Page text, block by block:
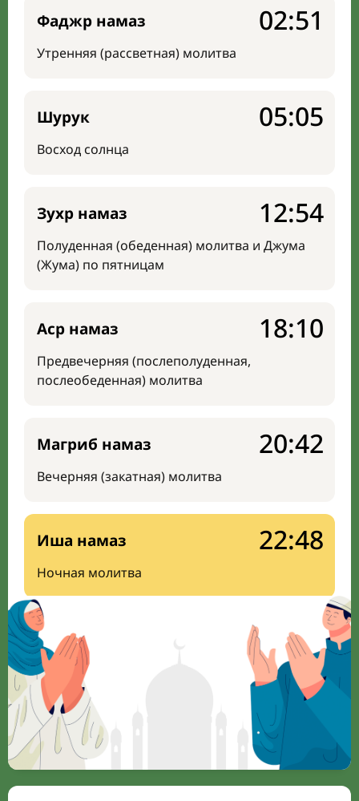
Фаджр намаз
Утренняя (рассветная) молитва
02:51
Шурук
Восход солнца
05:05
Зухр намаз
Полуденная (обеденная) молитва и Джума
(Жума) по пятницам
12:54
Аср намаз
Предвечерняя (послеполуденная,
послеобеденная) молитва
18:10
Магриб намаз
Вечерняя (закатная) молитва
20:42
Иша намаз
Ночная молитва
22:48